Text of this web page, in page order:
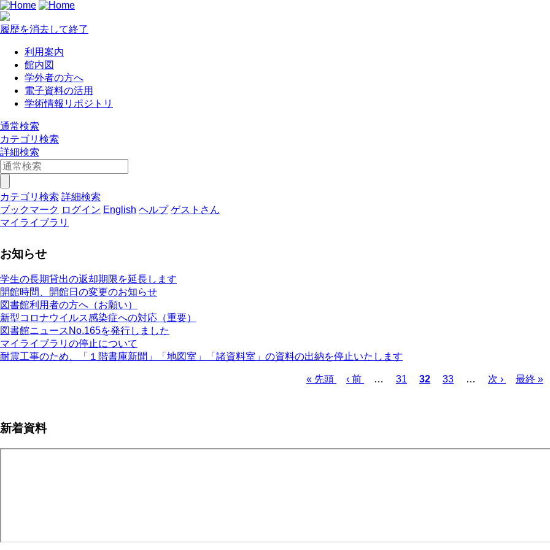
履歴を消去して終了
利用案内
館内図
学外者の方へ
電子資料の活用
学術情報リポジトリ
通常検索
カテゴリ検索
詳細検索
カテゴリ検索 詳細検索
ブックマーク ログイン English ヘルプ ゲストさん
マイライブラリ
お知らせ
学生の長期貸出の返却期限を延長します
開館時間、開館日の変更のお知らせ
図書館利用者の方へ（お願い）
新型コロナウイルス感染症への対応（重要）
図書館ニュースNo.165を発行しました
マイライブラリの停止について
耐震工事のため、「１階書庫新聞」「地図室」「諸資料室」の資料の出納を停止いたします
送
先
« 先頭
前
‹ 前 …
ペ
31
カ
32
ペ
33 …
次
次 ›
最
最終 »
新着資料